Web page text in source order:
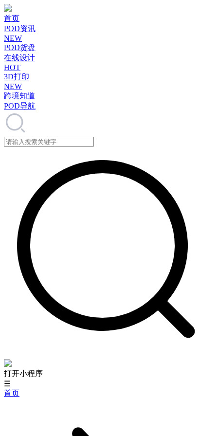
首页
POD资讯
NEW
POD货盘
在线设计
HOT
3D打印
NEW
跨境知道
POD导航
打开小程序
☰
首页